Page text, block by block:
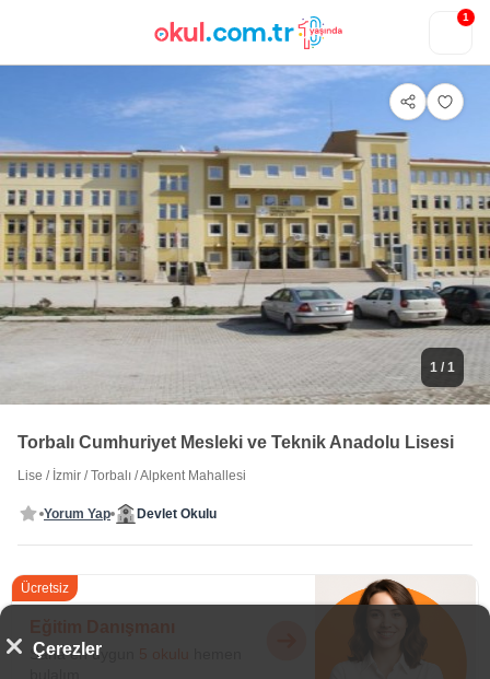
1
1 / 1
Torbalı Cumhuriyet Mesleki ve Teknik Anadolu Lisesi
Lise / İzmir /Torbalı /Alpkent Mahallesi
Yorum Yap Devlet Okulu
Ücretsiz
Sana en uygun
Çerezler